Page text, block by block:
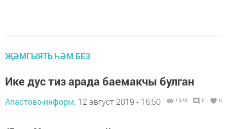
ҖӘМГЫЯТЬ ҺӘМ БЕЗ
Ике дус тиз арада баемакчы булган
Апастово-информ, 12 август 2019 - 16:50 1520 0 0